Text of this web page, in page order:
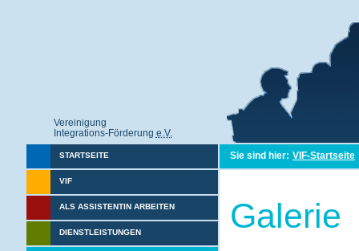
Vereinigung
Integrations-Förderung e.V.
STARTSEITE
VIF
ALS ASSISTENTIN ARBEITEN
DIENSTLEISTUNGEN
Sie sind hier: VIF-Startseite
Galerie